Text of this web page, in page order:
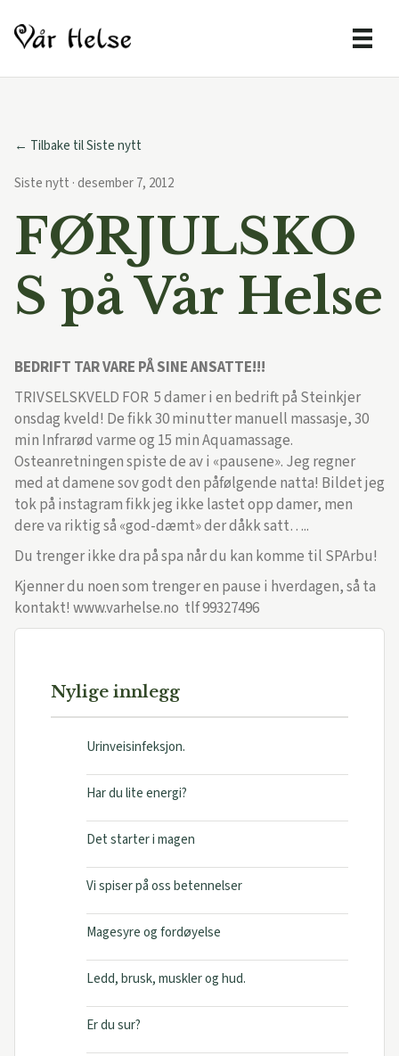
← Tilbake til Siste nytt
Siste nytt · desember 7, 2012
FØRJULSKO
S på Vår Helse
BEDRIFT TAR VARE PÅ SINE ANSATTE!!!
TRIVSELSKVELD FOR 5 damer i en bedrift på Steinkjer
onsdag kveld! De fikk 30 minutter manuell massasje, 30
min Infrarød varme og 15 min Aquamassage.
Osteanretningen spiste de av i «pausene». Jeg regner
med at damene sov godt den påfølgende natta! Bildet jeg
tok på instagram fikk jeg ikke lastet opp damer, men
dere va riktig så «god-dæmt» der dåkk satt…..
Du trenger ikke dra på spa når du kan komme til SPArbu!
Kjenner du noen som trenger en pause i hverdagen, så ta
kontakt! www.varhelse.no tlf 99327496
Nylige innlegg
Urinveisinfeksjon.
Har du lite energi?
Det starter i magen
Vi spiser på oss betennelser
Magesyre og fordøyelse
Ledd, brusk, muskler og hud.
Er du sur?